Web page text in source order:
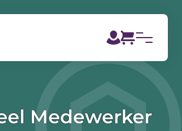
Medewerker